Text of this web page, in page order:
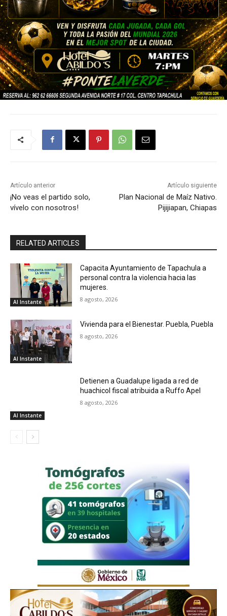
Artículo anterior
¡No veas el partido solo,
vívelo con nosotros!
Artículo siguiente
Plan Nacional de Maíz Nativo.
Pijijiapan, Chiapas
RELATED ARTICLES
Al Instante
Capacita Ayuntamiento de Tapachula a
personal contra la violencia hacia las
mujeres.
8 agosto, 2026
Al Instante
Vivienda para el Bienestar. Puebla, Puebla
8 agosto, 2026
Al Instante
Detienen a Guadalupe ligada a red de
huachicol fiscal atribuida a Ruffo Apel
8 agosto, 2026